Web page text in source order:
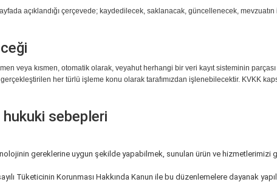
açıklandığı çerçevede; kaydedilecek, saklanacak, güncellenecek,
veya kısmen, otomatik olarak, veyahut herhangi bir veri kayıt sisteminin
her türlü işleme konu olarak tarafımızdan işlenebilecektir. KVKK
sebepleri
gereklerine uygun şekilde yapabilmek, sunulan ürün ve hizmetlerimizi
Tüketicinin Korunması Hakkında Kanun ile bu düzenlemelere dayanak